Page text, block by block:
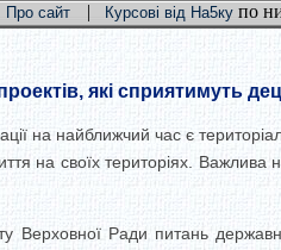
Про сайт | Курсові від На5ку по
які сприятимуть
на найближчий час є
на своїх територіях. Важлива
Верховної Ради питань